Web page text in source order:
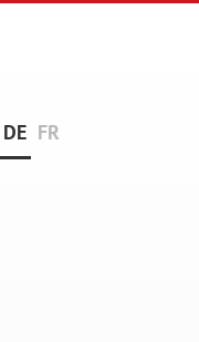
DE FR